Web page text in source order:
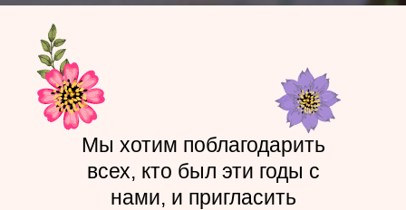
Мы хотим поблагодарить
всех, кто был эти годы с
нами, и пригласить